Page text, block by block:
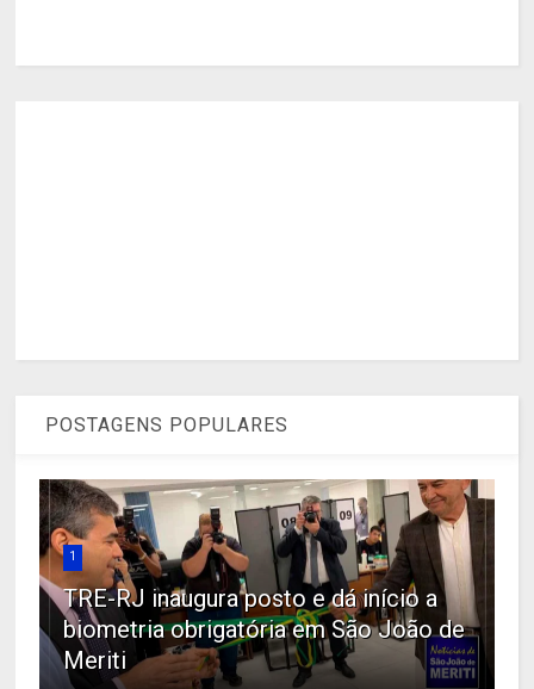
POSTAGENS POPULARES
1
TRE-RJ inaugura posto e dá início a
biometria obrigatória em São João de
Meriti